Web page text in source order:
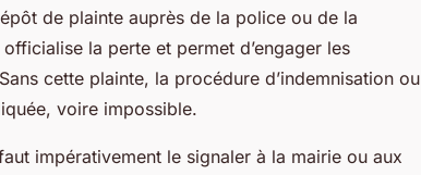
de plainte auprès de la police ou de la
la perte et permet d’engager les
cette plainte, la procédure d’indemnisation ou
voire impossible.
impérativement le signaler à la mairie ou aux